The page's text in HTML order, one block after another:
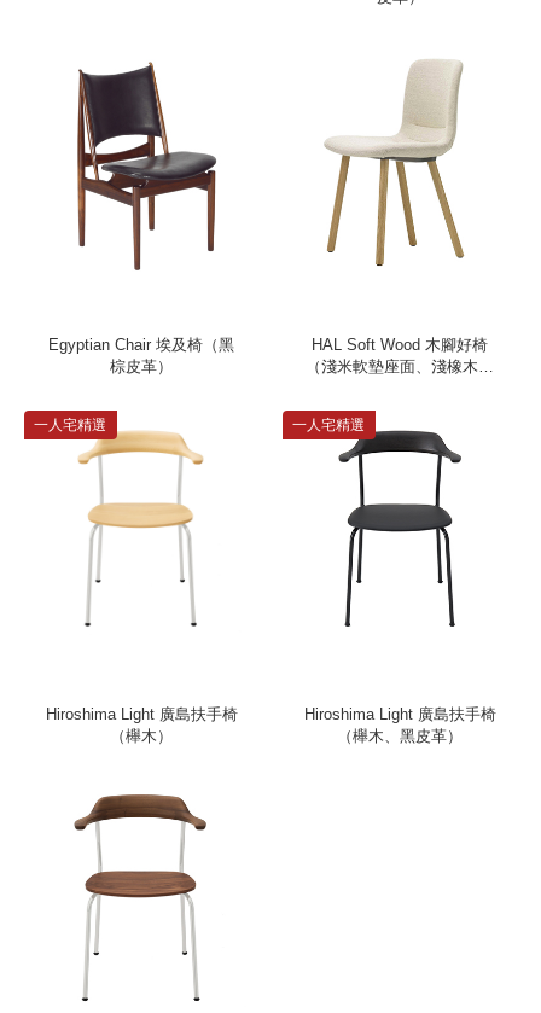
Egyptian Chair 埃及椅（黑
棕皮革）
HAL Soft Wood 木腳好椅
（淺米軟墊座面、淺橡木椅
一人宅精選
Hiroshima Light 廣島扶手椅
（櫸木）
一人宅精選
Hiroshima Light 廣島扶手椅
（櫸木、黑皮革）